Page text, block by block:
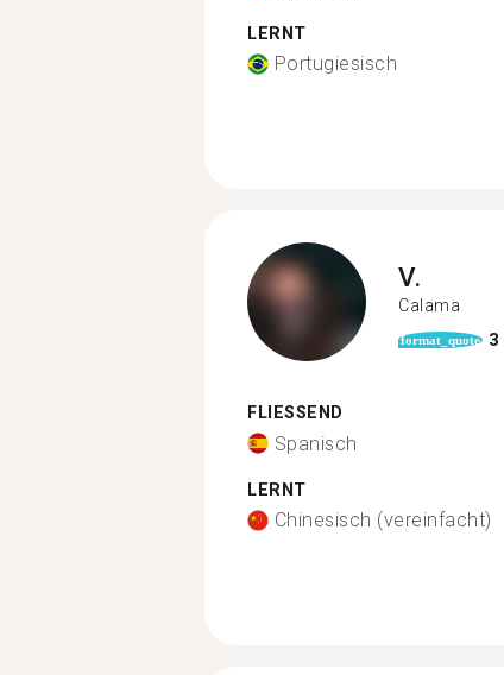
LERNT
Portugiesisch
V.
Calama
format_quote 3
FLIESSEND
Spanisch
LERNT
Chinesisch (vereinfacht)